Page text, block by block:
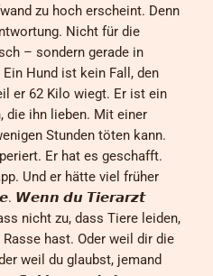
zu hoch erscheint. Denn
Nicht für die
– sondern gerade in
Hund ist kein Fall, den
er 62 Kilo wiegt. Er ist ein
die ihn lieben. Mit einer
Stunden töten kann.
Er hat es geschafft.
Und er hätte viel früher
𝙒𝙚𝙣𝙣 𝙙𝙪 𝙏𝙞𝙚𝙧𝙖𝙧𝙯𝙩
nicht zu, dass Tiere leiden,
hast. Oder weil dir die
weil du glaubst, jemand